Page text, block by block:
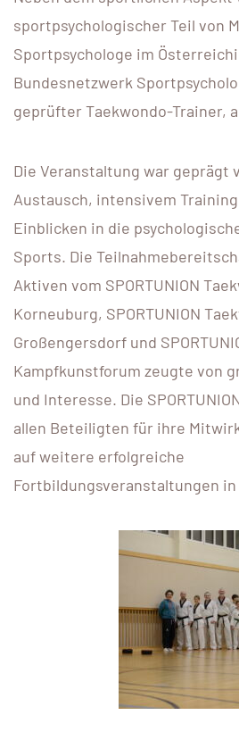
sportpsychologischer Teil von
Sportpsychologe im
Bundesnetzwerk
geprüfter Taekwondo-Trainer,
Die Veranstaltung war geprägt
Austausch, intensivem
Einblicken in die
Sports. Die
Aktiven vom SPORTUNION
Korneuburg, SPORTUNION
Großengersdorf und
Kampfkunstforum zeugte von
und Interesse. Die
allen Beteiligten für ihre
auf weitere erfolgreiche
Fortbildungsveranstaltungen